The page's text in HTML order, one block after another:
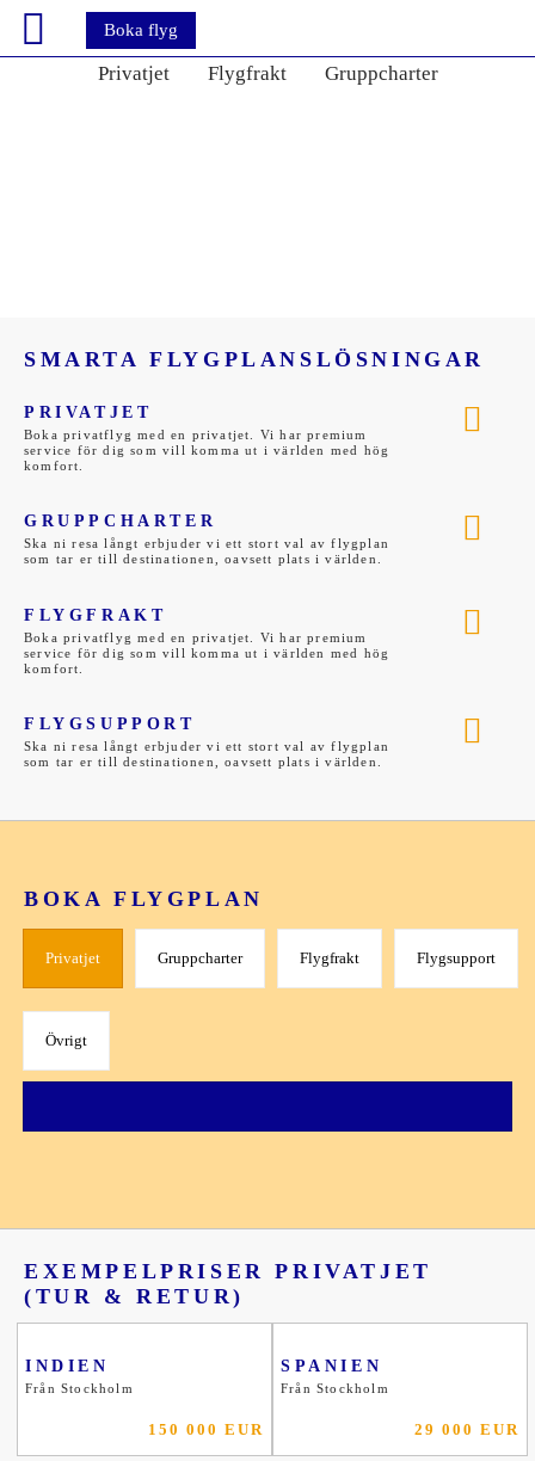
Boka flyg
Privatjet Flygfrakt Gruppcharter
SMARTA FLYGPLANSLÖSNINGAR
PRIVATJET
Boka privatflyg med en privatjet. Vi har premium
service för dig som vill komma ut i världen med hög
komfort.
GRUPPCHARTER
Ska ni resa långt erbjuder vi ett stort val av flygplan
som tar er till destinationen, oavsett plats i världen.
FLYGFRAKT
Boka privatflyg med en privatjet. Vi har premium
service för dig som vill komma ut i världen med hög
komfort.
FLYGSUPPORT
Ska ni resa långt erbjuder vi ett stort val av flygplan
som tar er till destinationen, oavsett plats i världen.
BOKA FLYGPLAN
Privatjet Gruppcharter Flygfrakt Flygsupport
Övrigt
EXEMPELPRISER PRIVATJET
(TUR & RETUR)
INDIEN
Från Stockholm
150 000 EUR
SPANIEN
Från Stockholm
29 000 EUR